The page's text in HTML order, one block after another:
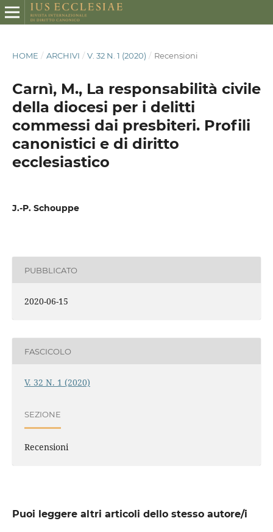
HOME / ARCHIVI / V. 32 N. 1 (2020) / Recensioni
Carnì, M., La responsabilità civile
della diocesi per i delitti
commessi dai presbiteri. Profili
canonistici e di diritto
ecclesiastico
J.-P. Schouppe
PUBBLICATO
2020-06-15
FASCICOLO
V. 32 N. 1 (2020)
SEZIONE
Recensioni
Puoi leggere altri articoli dello stesso autore/i